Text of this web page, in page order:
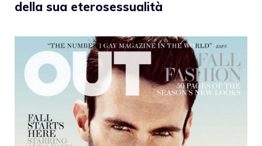
della sua eterosessualità